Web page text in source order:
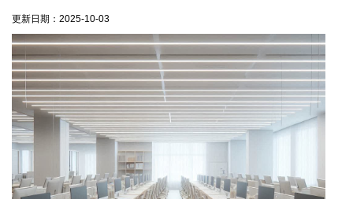
更新日期： 2025-10-03